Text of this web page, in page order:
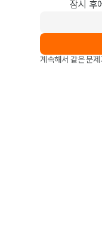
잠시 후
계속해서 같은 문